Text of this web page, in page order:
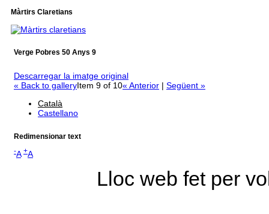
Màrtirs Claretians
Verge Pobres 50 Anys 9
Descarregar la imatge original
« Back to galleryItem 9 of 10« Anterior | Següent »
Català
Castellano
Redimensionar text
-A +A
Lloc web fet per